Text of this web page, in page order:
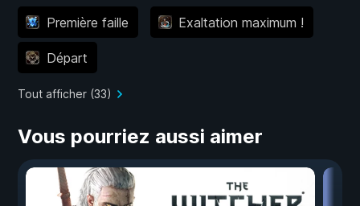
Première faille Exaltation maximum !
Départ
Tout afficher (33)
Vous pourriez aussi aimer